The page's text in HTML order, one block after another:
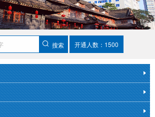
搜索 开通人数：1500